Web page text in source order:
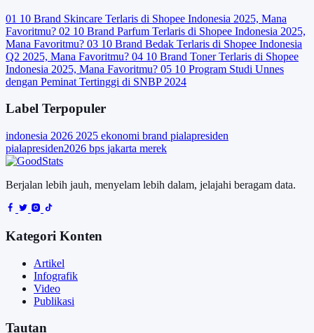
01 10 Brand Skincare Terlaris di Shopee Indonesia 2025, Mana
Favoritmu? 02 10 Brand Parfum Terlaris di Shopee Indonesia 2025,
Mana Favoritmu? 03 10 Brand Bedak Terlaris di Shopee Indonesia
Q2 2025, Mana Favoritmu? 04 10 Brand Toner Terlaris di Shopee
Indonesia 2025, Mana Favoritmu? 05 10 Program Studi Unnes
dengan Peminat Tertinggi di SNBP 2024
Label Terpopuler
indonesia 2026 2025 ekonomi brand pialapresiden
pialapresiden2026 bps jakarta merek
Berjalan lebih jauh, menyelam lebih dalam, jelajahi beragam data.
Kategori Konten
Artikel
Infografik
Video
Publikasi
Tautan